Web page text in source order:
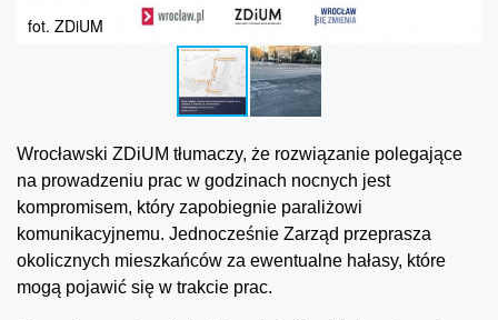
fot. ZDiUM
Wrocławski ZDiUM tłumaczy, że rozwiązanie polegające
na prowadzeniu prac w godzinach nocnych jest
kompromisem, który zapobiegnie paraliżowi
komunikacyjnemu. Jednocześnie Zarząd przeprasza
okolicznych mieszkańców za ewentualne hałasy, które
mogą pojawić się w trakcie prac.